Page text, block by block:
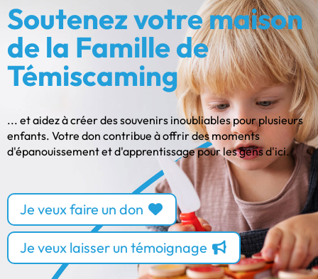
Soutenez votre maison
de la Famille de
Témiscaming
... et aidez à créer des souvenirs inoubliables pour plusieurs
enfants. Votre don contribue à offrir des moments
d'épanouissement et d'apprentissage pour les gens d'ici.
Je veux faire un don
Je veux laisser un témoignage